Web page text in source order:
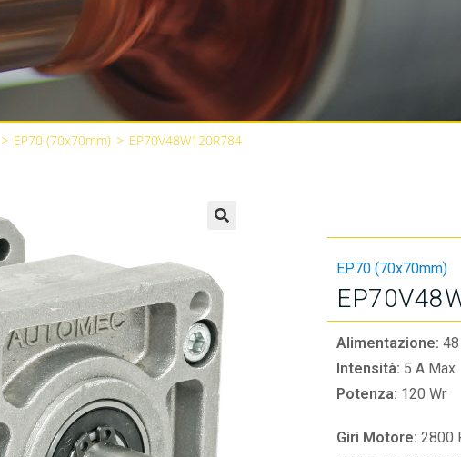
> EP70 (70x70mm) > EP70V48W120R784
EP70 (70x70mm)
Alimentazione:
Intensità: 5 A Max
Potenza: 120 Wr
Giri Motore: 2800